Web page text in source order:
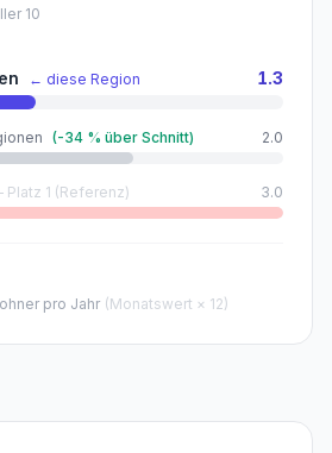
10
← diese Region 1.3
(-34 % über Schnitt) 2.0
1 (Referenz) 3.0
pro Jahr (Monatswert × 12)